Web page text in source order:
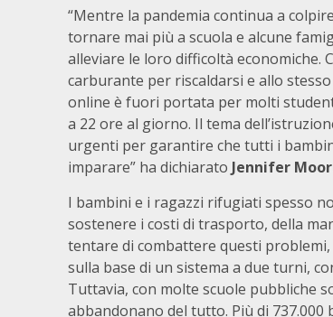
“Mentre la pandemia continua a
tornare mai più a scuola e alcune
alleviare le loro difficoltà economiche.
carburante per riscaldarsi e allo
online è fuori portata per molti
a 22 ore al giorno. Il tema
urgenti per garantire che tutti i
imparare” ha dichiarato Jennifer
I bambini e i ragazzi rifugiati spesso
sostenere i costi di trasporto, della
tentare di combattere questi
sulla base di un sistema a due turni,
Tuttavia, con molte scuole pubbliche
abbandonano del tutto. Più di 737.000